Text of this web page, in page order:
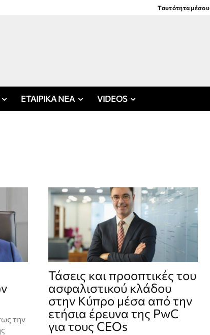
Ταυτότητα μέσου
ΕΤΑΙΡΙΚΑ ΝΕΑ VIDEOS
την
Τάσεις και προοπτικές του
ασφαλιστικού κλάδου
στην Κύπρο μέσα από την
ετήσια έρευνα της PwC
για τους CEOs